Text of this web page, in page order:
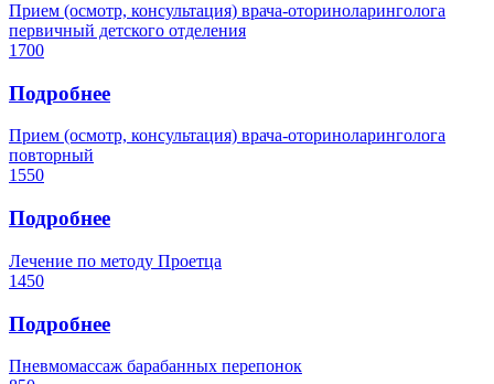
Прием (осмотр, консультация) врача-оториноларинголога
первичный детского отделения
1700
Подробнее
Прием (осмотр, консультация) врача-оториноларинголога
повторный
1550
Подробнее
Лечение по методу Проетца
1450
Подробнее
Пневмомассаж барабанных перепонок